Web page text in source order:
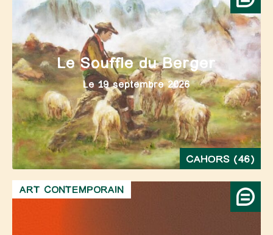
Le Souffle du Berger
Le 19 septembre 2026
CAHORS (46)
ART CONTEMPORAIN